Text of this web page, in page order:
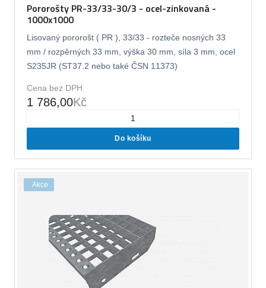
Pororošty PR-33/33-30/3 - ocel-zinkovaná -
1000x1000
Lisovaný pororošt ( PR ), 33/33 - rozteče nosných 33
mm / rozpěrných 33 mm, výška 30 mm, síla 3 mm, ocel
S235JR (ST37.2 nebo také ČSN 11373)
Cena bez DPH
1 786,00Kč
Do košíku
Akce